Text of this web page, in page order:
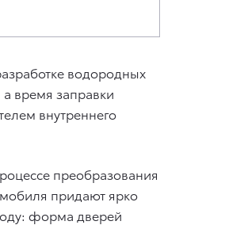
водородных
время заправки
внутреннего
преобразования
придают ярко
форма дверей